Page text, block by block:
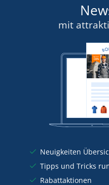
mit
Neuigkeiten
Tipps und Tricks
Rabattaktionen